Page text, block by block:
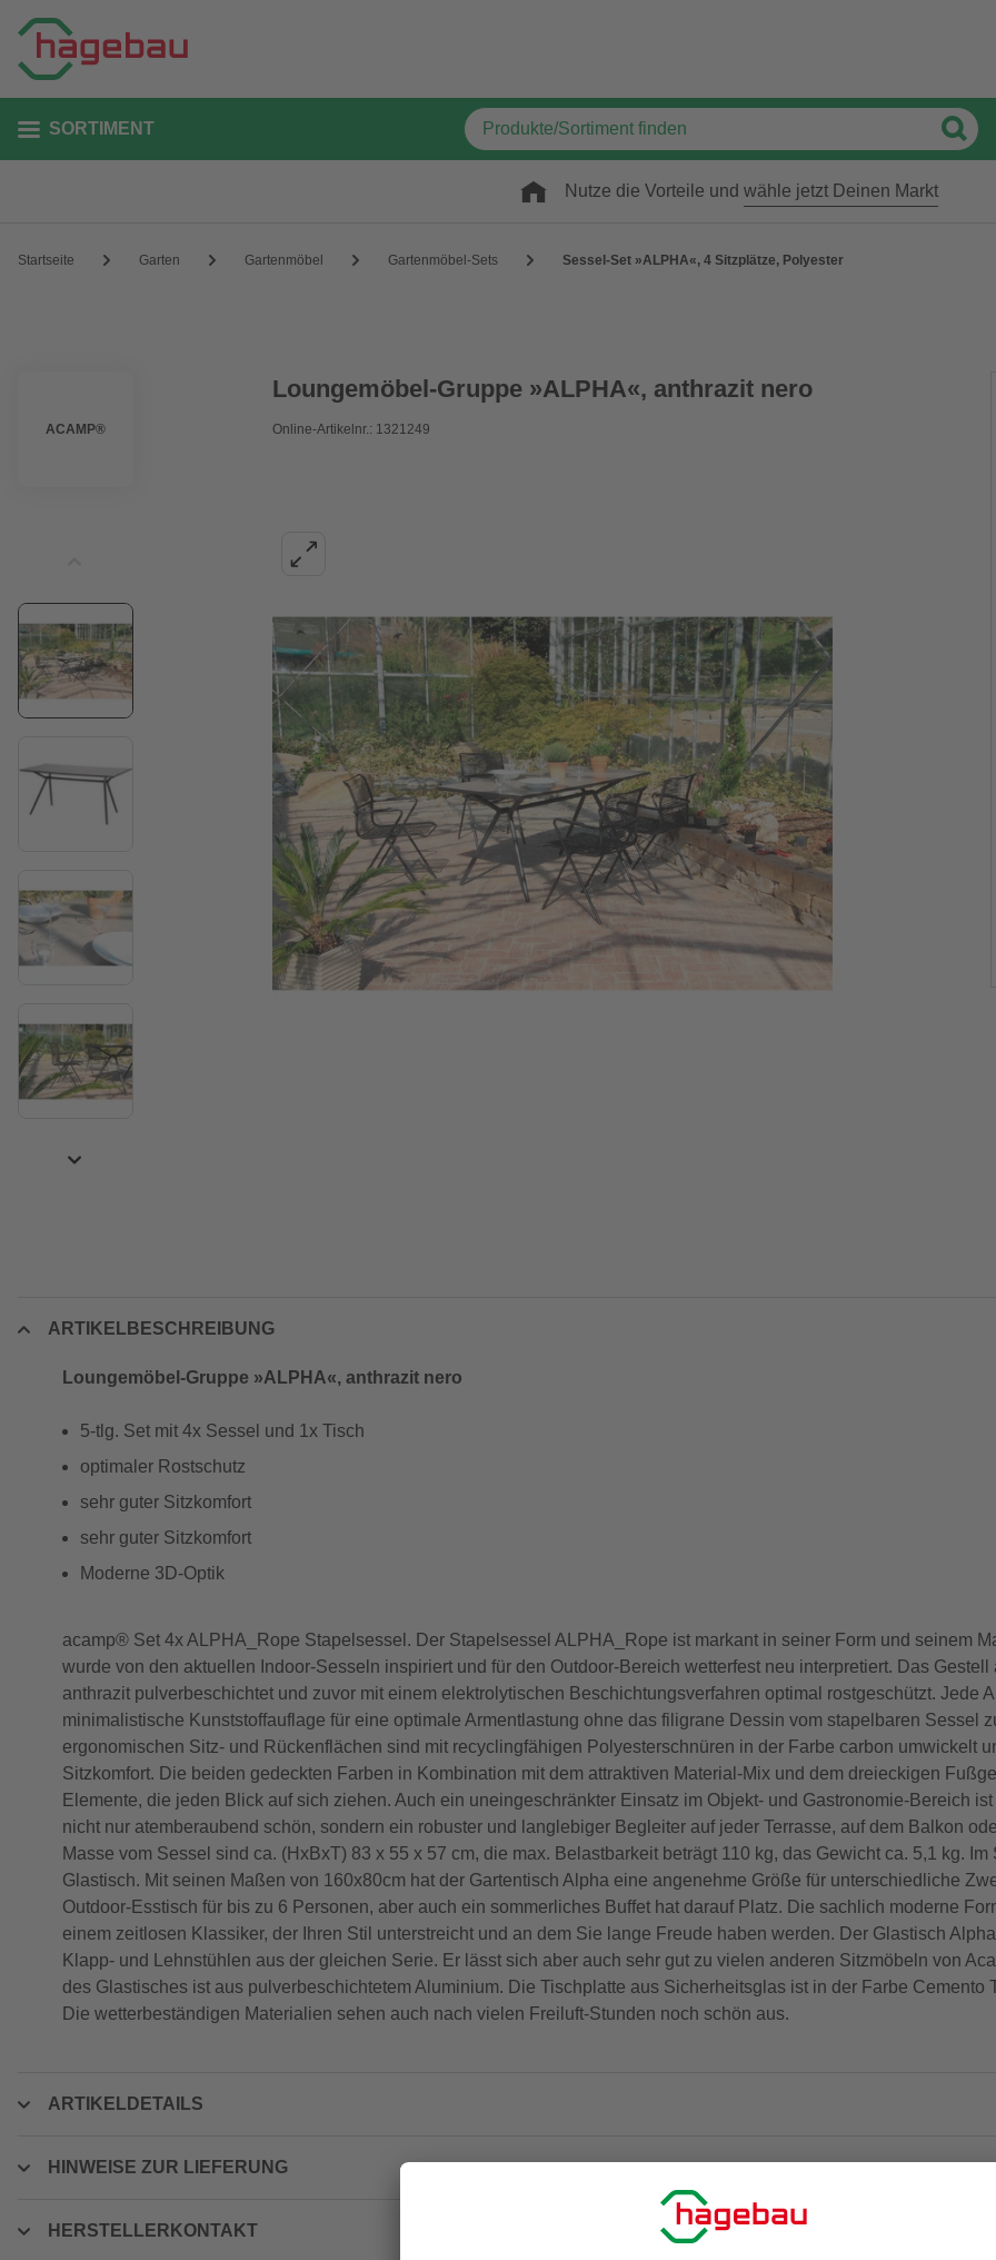
SORTIMENT
Nutze die Vorteile und wähle jetzt Deinen Markt
Startseite Garten Gartenmöbel Gartenmöbel-Sets Sessel-Set »ALPHA«, 4 Sitzplätze, Polyester
ACAMP®
Loungemöbel-Gruppe »ALPHA«, anthrazit nero
Online-Artikelnr.: 1321249
ARTIKELBESCHREIBUNG
Loungemöbel-Gruppe »ALPHA«, anthrazit nero
5-tlg. Set mit 4x Sessel und 1x Tisch
optimaler Rostschutz
sehr guter Sitzkomfort
sehr guter Sitzkomfort
Moderne 3D-Optik
acamp® Set 4x ALPHA_Rope Stapelsessel. Der Stapelsessel ALPHA_Rope ist markant in seiner Form und seinem
wurde von den aktuellen Indoor-Sesseln inspiriert und für den Outdoor-Bereich wetterfest neu interpretiert. Das
anthrazit pulverbeschichtet und zuvor mit einem elektrolytischen Beschichtungsverfahren optimal rostgeschützt. Jede
minimalistische Kunststoffauflage für eine optimale Armentlastung ohne das filigrane Dessin vom stapelbaren Sessel
ergonomischen Sitz- und Rückenflächen sind mit recyclingfähigen Polyesterschnüren in der Farbe carbon umwickelt
Sitzkomfort. Die beiden gedeckten Farben in Kombination mit dem attraktiven Material-Mix und dem dreieckigen
Elemente, die jeden Blick auf sich ziehen. Auch ein uneingeschränkter Einsatz im Objekt- und Gastronomie-Bereich
nicht nur atemberaubend schön, sondern ein robuster und langlebiger Begleiter auf jeder Terrasse, auf dem Balkon
Masse vom Sessel sind ca. (HxBxT) 83 x 55 x 57 cm, die max. Belastbarkeit beträgt 110 kg, das Gewicht ca. 5,1 kg.
Glastisch. Mit seinen Maßen von 160x80cm hat der Gartentisch Alpha eine angenehme Größe für unterschiedliche
Outdoor-Esstisch für bis zu 6 Personen, aber auch ein sommerliches Buffet hat darauf Platz. Die sachlich moderne
einem zeitlosen Klassiker, der Ihren Stil unterstreicht und an dem Sie lange Freude haben werden. Der Glastisch
Klapp- und Lehnstühlen aus der gleichen Serie. Er lässt sich aber auch sehr gut zu vielen anderen Sitzmöbeln von
des Glastisches ist aus pulverbeschichtetem Aluminium. Die Tischplatte aus Sicherheitsglas ist in der Farbe Cemento
Die wetterbeständigen Materialien sehen auch nach vielen Freiluft-Stunden noch schön aus.
ARTIKELDETAILS
HINWEISE ZUR LIEFERUNG
HERSTELLERKONTAKT